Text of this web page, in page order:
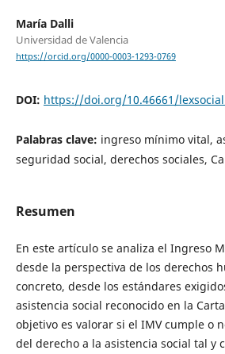
María Dalli
Universidad de Valencia
https://orcid.org/0000-0003-1293-0769
DOI: https://doi.org/10.46661/
Palabras clave: ingreso mínimo vital,
seguridad social, derechos sociales,
Resumen
En este artículo se analiza el Ingreso
desde la perspectiva de los derechos
concreto, desde los estándares
asistencia social reconocido en la
objetivo es valorar si el IMV cumple o
del derecho a la asistencia social tal y